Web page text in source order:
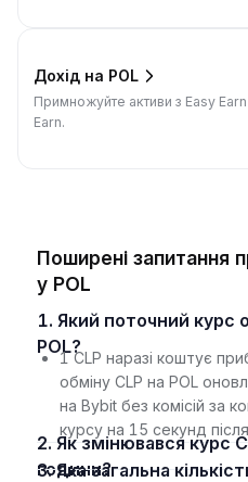
Дохід на POL
Примножуйте активи з Easy
Earn.
Поширені запитання
у POL
1. Який поточний курс обміну за 1 CLP на
POL?
1 CLP наразі коштує
обміну CLP на POL
на Bybit без комісій за
курсу на 15 секунд
2. Як змінювався курс CLP до POL за 24
години?
3. Яка загальна кількість доступних POL